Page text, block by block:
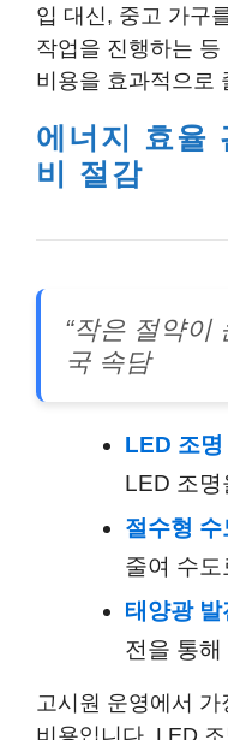
입 대신, 중고 가구
작업을 진행하는
비용을 효과적으로
에너지 효율
비 절감
“작은 절약이
국 속담
LED 조명
LED 조
절수형 수
줄여 수
태양광 발
전을 통
고시원 운영에서 가
비용입니다. LED